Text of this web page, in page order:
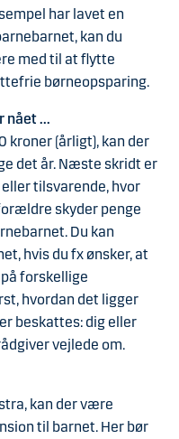
har lavet en
kan du
med til at flytte
børneopsparing.
nået ...
kroner (årligt), kan der
det år. Næste skridt er
eller tilsvarende, hvor
skyder penge
Du kan
hvis du fx ønsker, at
forskellige
hvordan det ligger
beskattes: dig eller
vejlede om.
kan der være
til barnet. Her bør